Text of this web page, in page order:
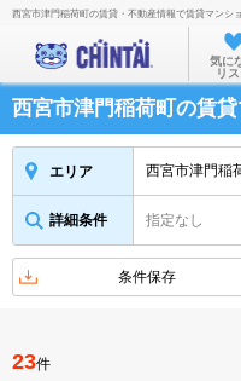
西宮市津門稲荷町の賃貸・不動産情報で賃貸マンシ
気に
リス
西宮市津門稲荷町の賃
エリア 西宮市津門稲
詳細条件 指定なし
条件保存
23件